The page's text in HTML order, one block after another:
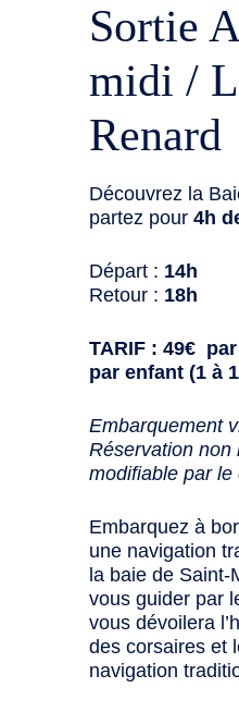
Sortie
midi /
Renard
Découvrez la
partez pour4h
Départ : 14h
Retour : 18h
TARIF : 49€
par enfant (1 à
Embarquement
Réservation non
modifiable par le
Embarquez à
une navigation
la baie de Saint-
vous guider par
vous dévoilera
des corsaires et
navigation